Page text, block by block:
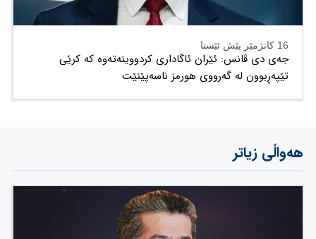
16 کاتژمێر پێش ئێستا
جەی دی ڤانس: ئێران ئاگاداری کردووینەتەوە کە کرێی
تێپەڕبوون لە گەرووی هورمز ناسەپێنێت
هەواڵی زیاتر